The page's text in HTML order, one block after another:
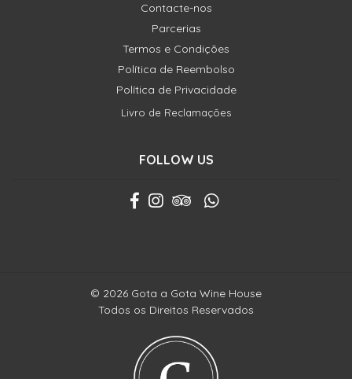
Contacte-nos
Parcerias
Termos e Condições
Política de Reembolso
Política de Privacidade
Livro de Reclamações
FOLLOW US
© 2026 Gota a Gota Wine House
Todos os Direitos Reservados